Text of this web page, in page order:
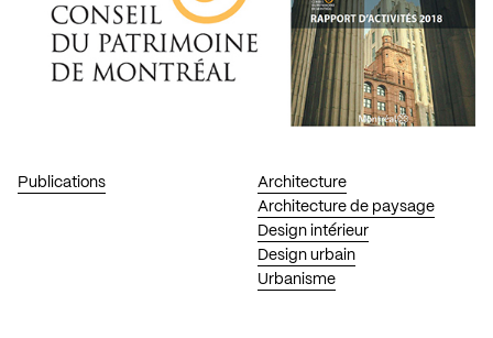
Publications
Architecture
Architecture de paysage
Design intérieur
Design urbain
Urbanisme